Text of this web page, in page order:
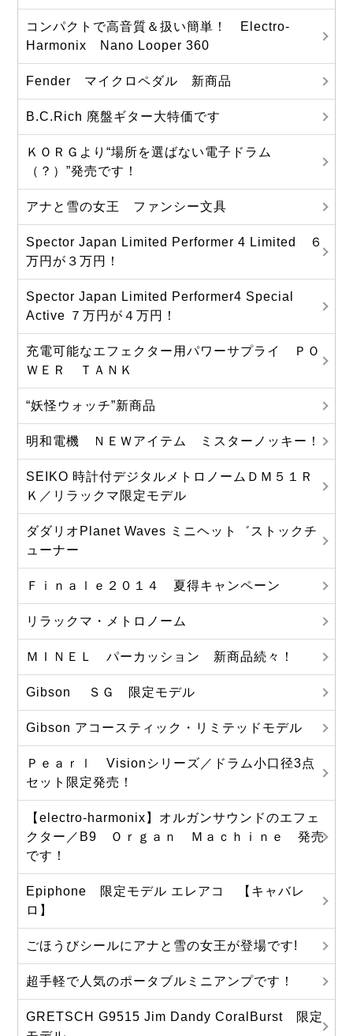
コンパクトで高音質＆扱い簡単！ Electro-
Harmonix Nano Looper 360
Fender マイクロペダル 新商品
B.C.Rich 廃盤ギター大特価です
ＫＯＲＧより“場所を選ばない電子ドラム
（？）”発売です！
アナと雪の女王 ファンシー文具
Spector Japan Limited Performer 4 Limited ６
万円が３万円！
Spector Japan Limited Performer4 Special
Active ７万円が４万円！
充電可能なエフェクター用パワーサプライ ＰＯ
ＷＥＲ ＴＡＮＫ
“妖怪ウォッチ”新商品
明和電機 ＮＥＷアイテム ミスターノッキー！
SEIKO 時計付デジタルメトロノームＤＭ５１Ｒ
Ｋ／リラックマ限定モデル
ダダリオPlanet Waves ミニヘット゛ストックチ
ューナー
Ｆｉｎａｌｅ２０１４ 夏得キャンペーン
リラックマ・メトロノーム
ＭＩＮＥＬ パーカッション 新商品続々！
Gibson ＳＧ 限定モデル
Gibson アコースティック・リミテッドモデル
Ｐｅａｒｌ Visionシリーズ／ドラム小口径3点
セット限定発売！
【electro-harmonix】オルガンサウンドのエフェ
クター／B9 Ｏｒｇａｎ Ｍａｃｈｉｎｅ 発売
です！
Epiphone 限定モデル エレアコ 【キャバレ
ロ】
ごほうびシールにアナと雪の女王が登場です!
超手軽で人気のポータブルミニアンプです！
GRETSCH G9515 Jim Dandy CoralBurst 限定